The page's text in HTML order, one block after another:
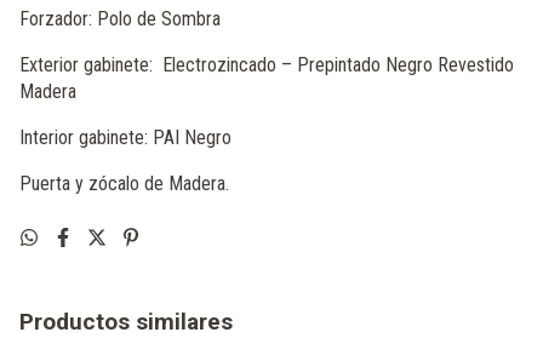
Forzador: Polo de Sombra
Exterior gabinete: Electrozincado – Prepintado Negro Revestido
Madera
Interior gabinete: PAI Negro
Puerta y zócalo de Madera.
Productos similares